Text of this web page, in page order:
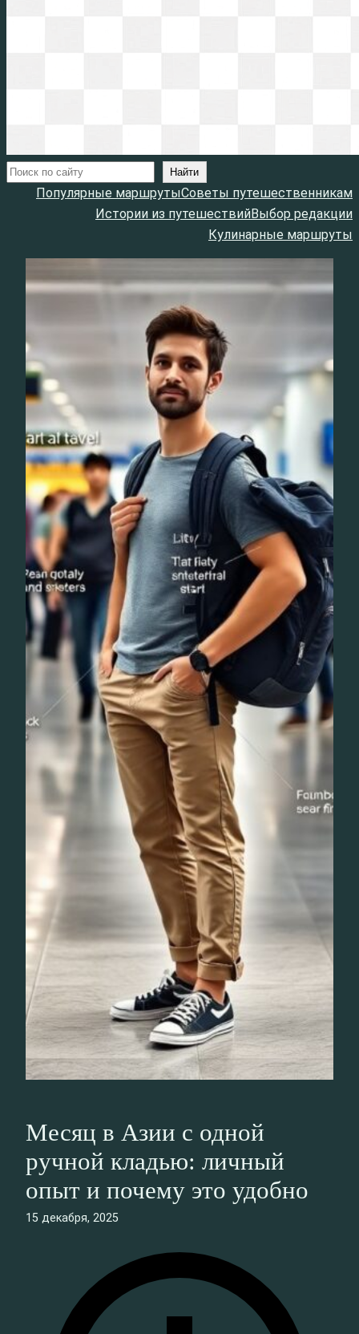
Поиск Найти
Популярные маршрутыСоветы путешественникам
Истории из путешествийВыбор редакции
Кулинарные маршруты
Месяц в Азии с одной
ручной кладью: личный
опыт и почему это удобно
15 декабря, 2025